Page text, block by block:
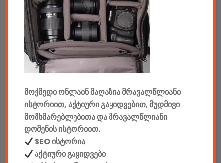
ტელევიზორები & აქსესუარები
აუდიო & ვიდეო
კონსოლები & აქსესუარები
ელემენტები
აკკუმულატორები
კაბელები & დამტენები
მოქმედი ონლაინ მაღაზია მრავალწლიანი
ისტორიით, აქტიური გაყიდვებით, მუდმივი
მომხმარებლებითა და მრავალწლიანი
დომენის ისტორიით.
SEO ისტორია
აქტიური გაყიდვები